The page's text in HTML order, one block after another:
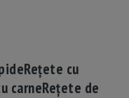
Rețete cu
carneRețete de